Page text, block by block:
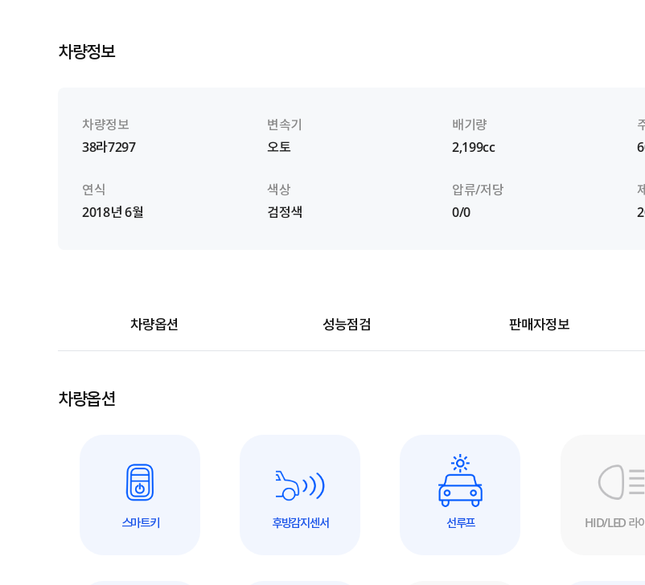
차량정보
차량정보
38라7297
변속기
오토
배기량
2,199cc
연식
2018년 6월
색상
검정색
압류/저당
0/0
차량옵션 성능점검 판매자정보
차량옵션
스마트키 후방감지센서 선루프 HID/LED 라